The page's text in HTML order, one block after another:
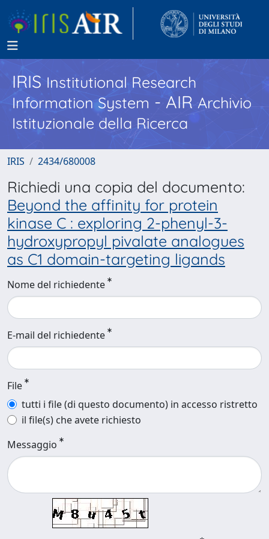
IRISInstitutional Research
Information System - AIR Archivio
Istituzionale della Ricerca
IRIS 2434/680008
Richiedi una copia del documento:
Beyond the affinity for protein
kinase C : exploring 2-phenyl-3-
hydroxypropyl pivalate analogues
as C1 domain-targeting ligands
Nome del richiedente
E-mail del richiedente
File
tutti i file (di questo documento) in accesso ristretto
il file(s) che avete richiesto
Messaggio